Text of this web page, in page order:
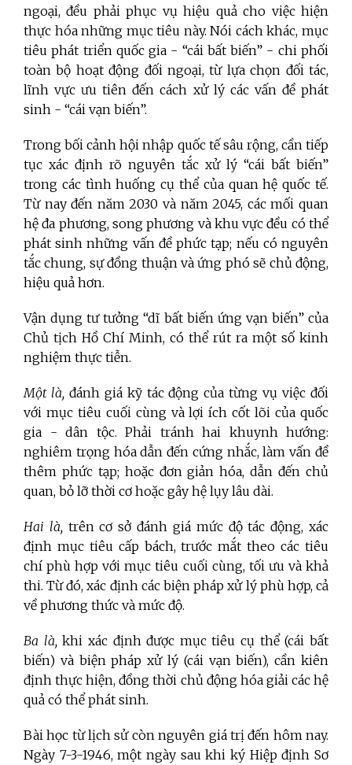
ngoại, đều phải phục vụ hiệu quả cho việc hiện
thực hóa những mục tiêu này. Nói cách khác, mục
tiêu phát triển quốc gia - “cái bất biến” - chi phối
toàn bộ hoạt động đối ngoại, từ lựa chọn đối tác,
lĩnh vực ưu tiên đến cách xử lý các vấn đề phát
sinh - “cái vạn biến”.
Trong bối cảnh hội nhập quốc tế sâu rộng, cần tiếp
tục xác định rõ nguyên tắc xử lý “cái bất biến”
trong các tình huống cụ thể của quan hệ quốc tế.
Từ nay đến năm 2030 và năm 2045, các mối quan
hệ đa phương, song phương và khu vực đều có thể
phát sinh những vấn đề phức tạp; nếu có nguyên
tắc chung, sự đồng thuận và ứng phó sẽ chủ động,
hiệu quả hơn.
Vận dụng tư tưởng “dĩ bất biến ứng vạn biến” của
Chủ tịch Hồ Chí Minh, có thể rút ra một số kinh
nghiệm thực tiễn.
Một là, đánh giá kỹ tác động của từng vụ việc đối
với mục tiêu cuối cùng và lợi ích cốt lõi của quốc
gia - dân tộc. Phải tránh hai khuynh hướng:
nghiêm trọng hóa dẫn đến cứng nhắc, làm vấn đề
thêm phức tạp; hoặc đơn giản hóa, dẫn đến chủ
quan, bỏ lỡ thời cơ hoặc gây hệ lụy lâu dài.
Hai là, trên cơ sở đánh giá mức độ tác động, xác
định mục tiêu cấp bách, trước mắt theo các tiêu
chí phù hợp với mục tiêu cuối cùng, tối ưu và khả
thi. Từ đó, xác định các biện pháp xử lý phù hợp, cả
về phương thức và mức độ.
Ba là,khi xác định được mục tiêu cụ thể (cái bất
biến) và biện pháp xử lý (cái vạn biến), cần kiên
định thực hiện, đồng thời chủ động hóa giải các hệ
quả có thể phát sinh.
Bài học từ lịch sử còn nguyên giá trị đến hôm nay.
Ngày 7-3-1946, một ngày sau khi ký Hiệp định Sơ